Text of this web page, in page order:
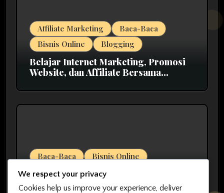
Affiliate Marketing
Baca-Baca
Bisnis Online
Blogging
Belajar Internet Marketing, Promosi
Website, dan Affiliate Bersama
Baca-Baca Bisnis Online
7 Kesalahan yang Harus Dihindari
agar Bisnis Online Bisa Sukses
We respect your privacy
Cookies help us improve your experience, deliver